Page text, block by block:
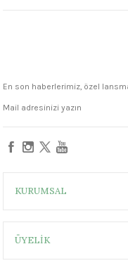
En son haberlerimiz, özel
KURUMSAL
ÜYELİK